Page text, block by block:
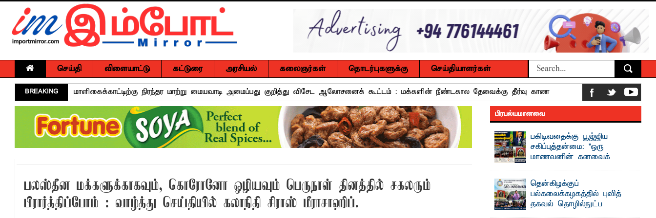
செய்தி விளையாட்டு கட்டுரை அரசியல் கலைஞர்கள் தொடர்புகளுக்கு செய்தியாளர்கள்
BREAKING
மாளிகைக்காட்டிற்கு நிரந்தர மாற்று மையவாடி அமைப்பது குறித்து விசேட ஆலோசனைக் கூட்டம் : மக்களின் நீண்டகால தேவைக்கு தீர்வு காண
ஒருமித்த நடவடிக்கைக்கு முஸ்தீபு
வவுனியாவில் சர்வதேச சகோதரிகள் தினம்!
பகிடிவதைக்கு பூஜ்ஜிய சகிப்புத்தன்மை: "ஒரு மாணவனின் கனவைக் கலைக்காதீர்கள்" – தென்கிழக்குப் பல்கலைக்கழக உபவேந்தர் வலியுறுத்தல்
NGO சட்டமூலத்திற்கு எதிராக பாராளுமன்ற உறுப்பினர்கள் வாக்களிக்க வேண்டும் – மனித உரிமைகள் செயற்பாட்டாளர் அருட்பணி லூக்ஜோன்
வேண்டுகோள்
அக்கரைப்பற்று பொலிஸ் பிரிவில் அதிரடிப் போக்குவரத்துச் சோதனை- 187 வழக்குகள் பதிவு, 23 மோட்டார் சைக்கிள்கள் பறிமுதல்
பலஸ்தீன மக்களுக்காகவும், கொரோனோ ஒழியவும் பெருநாள் தினத்தில் சகலரும்
பிரார்த்திப்போம் : வாழ்த்து செய்தியில் கலாநிதி சிராஸ் மீராசாஹிப்.
பிரபல்யமானவை
பகிடிவதைக்கு பூஜ்ஜிய
சகிப்புத்தன்மை: "ஒரு
மாணவனின் கனவைக்
கலைக்காதீர்கள்" –
தென்கிழக்குப் பல்கலைக்கழக உபவேந்தர்
வலியுறுத்தல்
"ஒ ரு மாணவனின் அல்லது மாணவியின்
கனவு என்னால் கலைக்கப்படாது" என்ற
தென்கிழக்குப்
பல்கலைக்கழகத்தில் புவித்
தகவல் தொழில்நுட்ப